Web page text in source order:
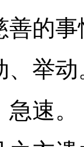
的事
举动
速。